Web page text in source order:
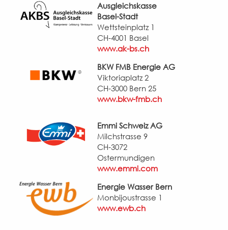
Ausgleichskasse
Basel-Stadt
Wettsteinplatz 1
CH-4001 Basel
www.ak-bs.ch
BKW FMB Energie AG
Viktoriaplatz 2
CH-3000 Bern 25
www.bkw-fmb.ch
Emmi Schweiz AG
Milchstrasse 9
CH-3072
Ostermundigen
www.emmi.com
Energie Wasser Bern
Monbijoustrasse 1
www.ewb.ch